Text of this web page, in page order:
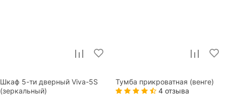
Шкаф 5-ти дверный Viva-5S
(зеркальный)
Тумба прикроватная (венге)
4 отзыва